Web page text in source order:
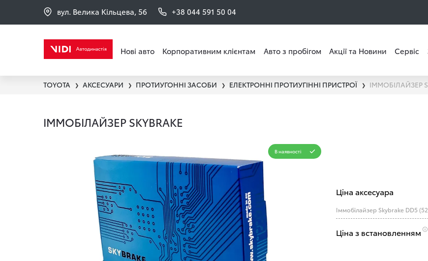
вул. Велика Кільцева, 56 +38 044 591 50 04
Нові авто Корпоративним клієнтам Авто з пробігом Акції та Новини Сервіс
TOYOTA ❯ АКСЕСУАРИ ❯ ПРОТИУГОННІ ЗАСОБИ ❯ ЕЛЕКТРОННІ ПРОТИУГІННІ ПРИСТРОЇ ❯ ІММОБІЛАЙЗЕР
ІММОБІЛАЙЗЕР SKYBRAKE
В наявності
Ціна аксесуара
Іммобілайзер Skybrake DD5
Ціна з встановленням